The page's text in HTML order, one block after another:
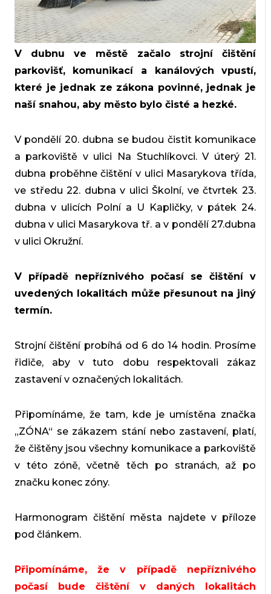
V dubnu ve městě začalo strojní čištění
parkovišť, komunikací a kanálových vpustí,
které je jednak ze zákona povinné, jednak je
naší snahou, aby město bylo čisté a hezké.
V pondělí 20. dubna se budou čistit komunikace
a parkoviště v ulici Na Stuchlíkovci. V úterý 21.
dubna proběhne čištění v ulici Masarykova třída,
ve středu 22. dubna v ulici Školní, ve čtvrtek 23.
dubna v ulicích Polní a U Kapličky, v pátek 24.
dubna v ulici Masarykova tř. a v pondělí 27.dubna
v ulici Okružní.
V případě nepříznivého počasí se čištění v
uvedených lokalitách může přesunout na jiný
termín.
Strojní čištění probíhá od 6 do 14 hodin. Prosíme
řidiče, aby v tuto dobu respektovali zákaz
zastavení v označených lokalitách.
Připomínáme, že tam, kde je umístěna značka
„ZÓNA“ se zákazem stání nebo zastavení, platí,
že čištěny jsou všechny komunikace a parkoviště
v této zóně, včetně těch po stranách, až po
značku konec zóny.
Harmonogram čištění města najdete v příloze
pod článkem.
Připomínáme, že v případě nepříznivého
počasí bude čištění v daných lokalitách